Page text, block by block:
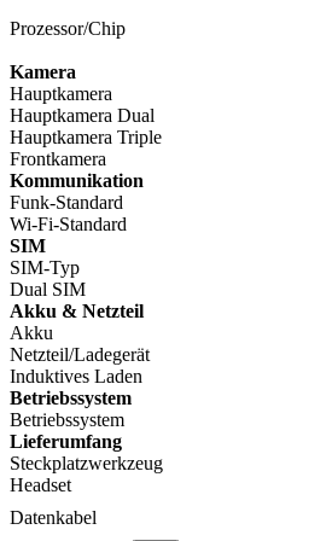
Prozessor/Chip
Kamera
Hauptkamera
Hauptkamera Dual
Hauptkamera Triple
Frontkamera
Kommunikation
Funk-Standard
Wi-Fi-Standard
SIM
SIM-Typ
Dual SIM
Akku & Netzteil
Akku
Netzteil/Ladegerät
Induktives Laden
Betriebssystem
Betriebssystem
Lieferumfang
Steckplatzwerkzeug
Headset
Datenkabel